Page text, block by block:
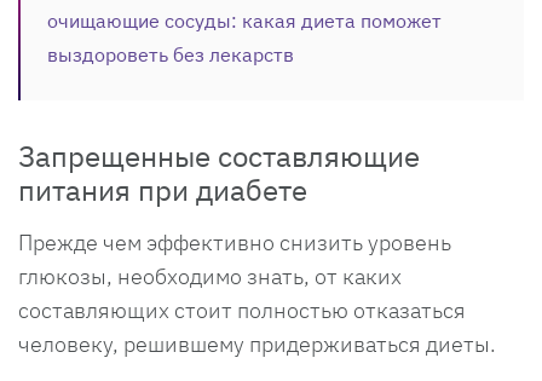
очищающие сосуды: какая диета поможет
выздороветь без лекарств
Запрещенные составляющие
питания при диабете
Прежде чем эффективно снизить уровень
глюкозы, необходимо знать, от каких
составляющих стоит полностью отказаться
человеку, решившему придерживаться диеты.